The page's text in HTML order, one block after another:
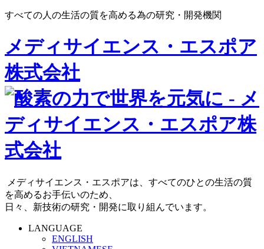
すべての人の生活の質を高める為の研究・開発機関
メディサイエンス・エスポア
株式会社
メディサイエンス・エスポアは、すべてのひとの生活の質
を高めるお手伝いのため、
日々、新技術の研究・開発に取り組んでいます。
LANGUAGE
ENGLISH